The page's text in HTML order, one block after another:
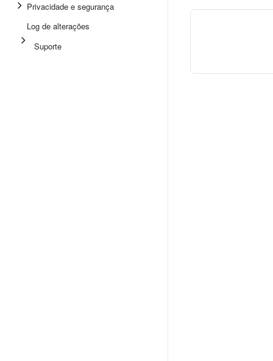
Privacidade e segurança
Log de alterações
Suporte